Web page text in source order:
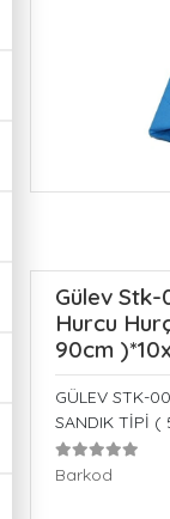
Gülev
Hurcu
90cm
GÜLEV STK-
SANDIK TİPİ (
Barkod